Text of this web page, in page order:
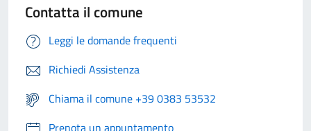
Contatta il comune
Leggi le domande frequenti
Richiedi Assistenza
Chiama il comune +39 0383 53532